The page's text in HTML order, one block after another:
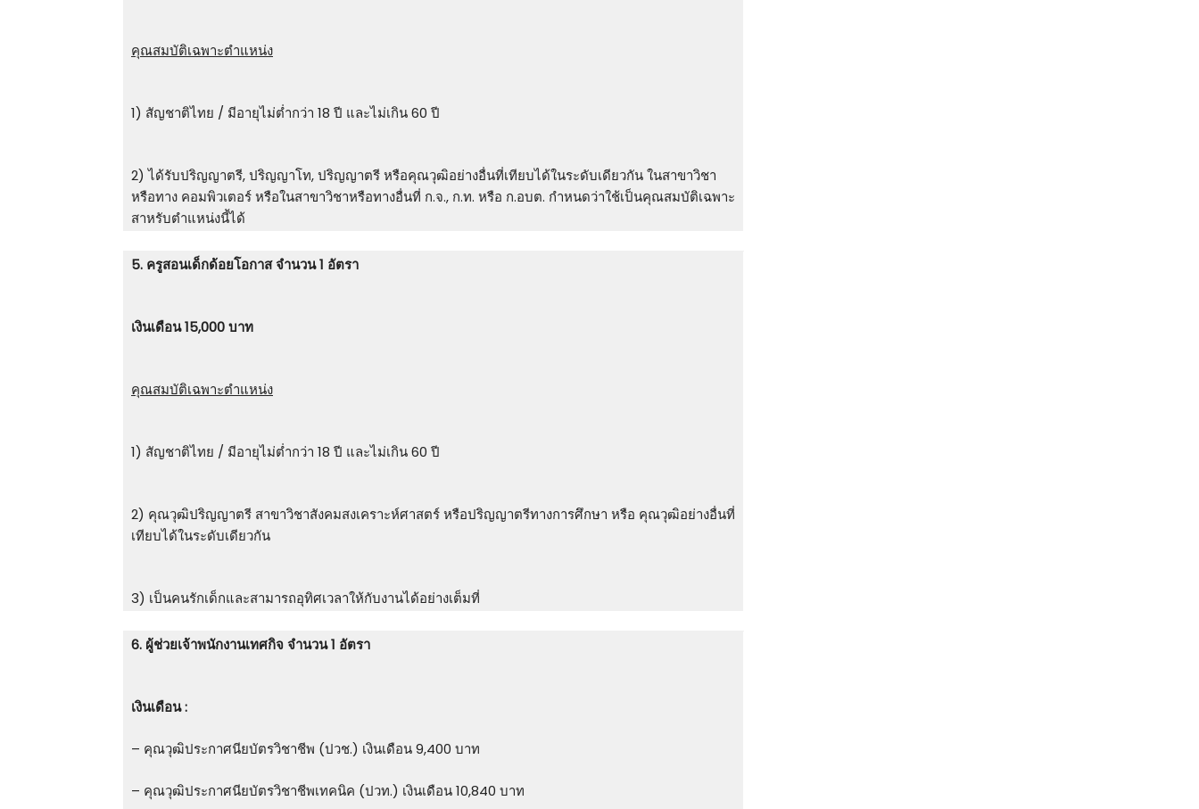
คุณสมบัติเฉพาะตำแหน่ง
1) สัญชาติไทย / มีอายุไม่ต่ำกว่า 18 ปี และไม่เกิน 60 ปี
2) ได้รับปริญญาตรี, ปริญญาโท, ปริญญาตรี หรือคุณวุฒิอย่างอื่นที่เทียบได้ในระดับเดียวกัน ในสาขาวิชา
หรือทาง คอมพิวเตอร์ หรือในสาขาวิชาหรือทางอื่นที่ ก.จ., ก.ท. หรือ ก.อบต. กําหนดว่าใช้เป็นคุณสมบัติเฉพาะ
สาหรับตำแหน่งนี้ได้
5. ครูสอนเด็กด้อยโอกาส จำนวน 1 อัตรา
เงินเดือน 15,000 บาท
คุณสมบัติเฉพาะตำแหน่ง
1) สัญชาติไทย / มีอายุไม่ต่ำกว่า 18 ปี และไม่เกิน 60 ปี
2) คุณวุฒิปริญญาตรี สาขาวิชาสังคมสงเคราะห์ศาสตร์ หรือปริญญาตรีทางการศึกษา หรือ คุณวุฒิอย่างอื่นที่
เทียบได้ในระดับเดียวกัน
3) เป็นคนรักเด็กและสามารถอุทิศเวลาให้กับงานได้อย่างเต็มที่
6. ผู้ช่วยเจ้าพนักงานเทศกิจ จำนวน 1 อัตรา
เงินเดือน :
– คุณวุฒิประกาศนียบัตรวิชาชีพ (ปวช.) เงินเดือน 9,400 บาท
– คุณวุฒิประกาศนียบัตรวิชาชีพเทคนิค (ปวท.) เงินเดือน 10,840 บาท